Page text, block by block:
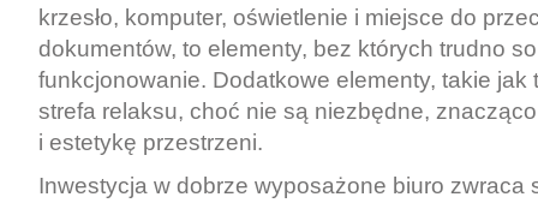
krzesło, komputer, oświetlenie i miejsce do
dokumentów, to elementy, bez których trudno
funkcjonowanie. Dodatkowe elementy, takie jak
strefa relaksu, choć nie są niezbędne,
i estetykę przestrzeni.
Inwestycja w dobrze wyposażone biuro zwraca